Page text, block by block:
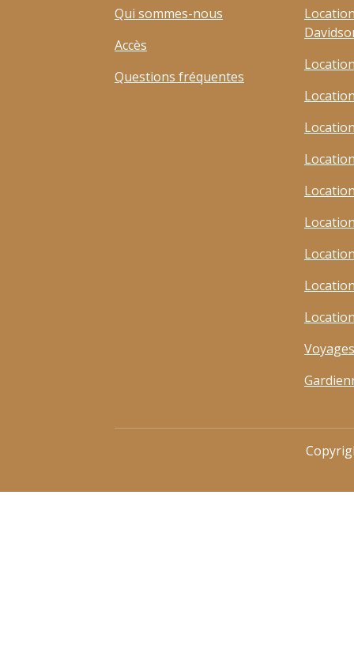
Qui sommes-nous
Accès
Questions fréquentes